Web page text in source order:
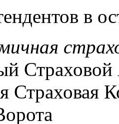
в
Страховой
Страховая